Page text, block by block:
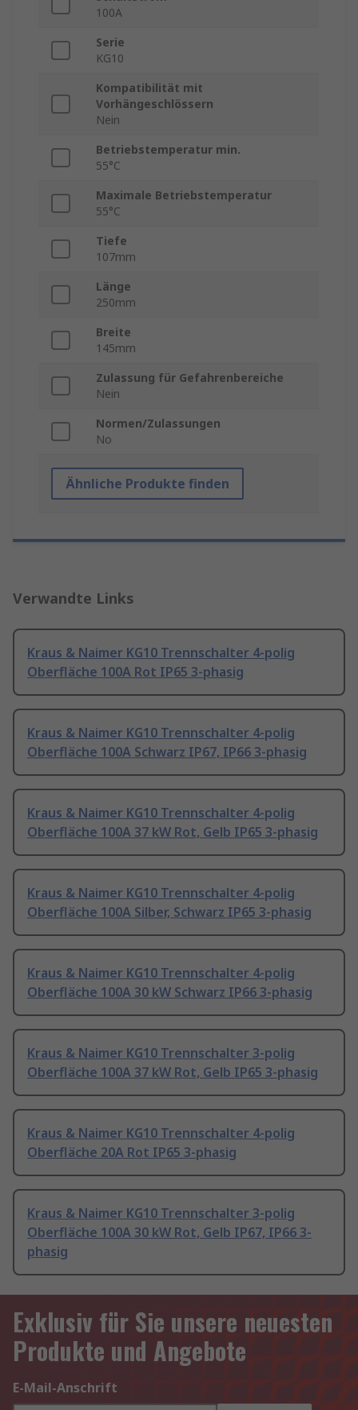
100A
Serie
KG10
Kompatibilität mit
Vorhängeschlössern
Nein
Betriebstemperatur min.
55°C
Maximale Betriebstemperatur
55°C
Tiefe
107mm
Länge
250mm
Breite
145mm
Zulassung für Gefahrenbereiche
Nein
Normen/Zulassungen
No
Ähnliche Produkte finden
Verwandte Links
Kraus & Naimer KG10 Trennschalter 4-polig
Oberfläche 100A Rot IP65 3-phasig
Kraus & Naimer KG10 Trennschalter 4-polig
Oberfläche 100A Schwarz IP67, IP66 3-phasig
Kraus & Naimer KG10 Trennschalter 4-polig
Oberfläche 100A 37 kW Rot, Gelb IP65 3-phasig
Kraus & Naimer KG10 Trennschalter 4-polig
Oberfläche 100A Silber, Schwarz IP65 3-phasig
Kraus & Naimer KG10 Trennschalter 4-polig
Oberfläche 100A 30 kW Schwarz IP66 3-phasig
Kraus & Naimer KG10 Trennschalter 3-polig
Oberfläche 100A 37 kW Rot, Gelb IP65 3-phasig
Kraus & Naimer KG10 Trennschalter 4-polig
Oberfläche 20A Rot IP65 3-phasig
Kraus & Naimer KG10 Trennschalter 3-polig
Oberfläche 100A 30 kW Rot, Gelb IP67, IP66 3-
phasig
Exklusiv für Sie unsere neuesten
Produkte und Angebote
E-Mail-Anschrift